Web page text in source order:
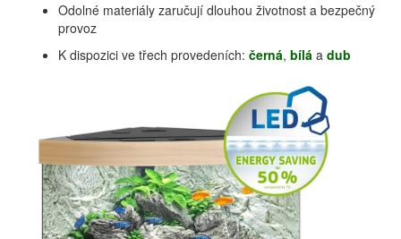
Odolné materiály zaručují dlouhou životnost a bezpečný
provoz
K dispozici ve třech provedeních: černá, bílá a dub